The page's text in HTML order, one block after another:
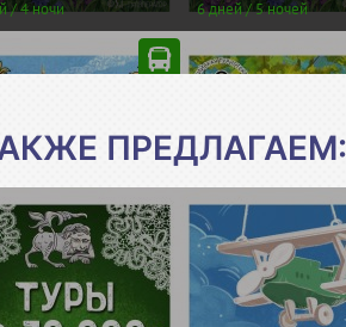
ПРЕДЛАГАЕМ: